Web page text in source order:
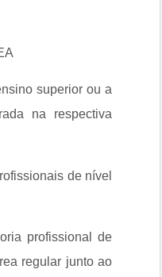
superior ou a
na respectiva
de nível
profissional de
regular junto ao